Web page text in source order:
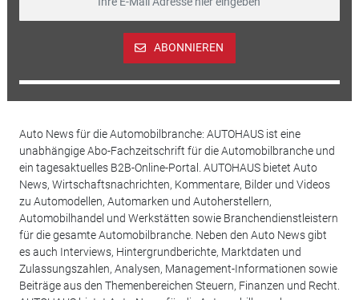
ABONNIEREN
Auto News für die Automobilbranche: AUTOHAUS ist eine
unabhängige Abo-Fachzeitschrift für die Automobilbranche und
ein tagesaktuelles B2B-Online-Portal. AUTOHAUS bietet Auto
News, Wirtschaftsnachrichten, Kommentare, Bilder und Videos
zu Automodellen, Automarken und Autoherstellern,
Automobilhandel und Werkstätten sowie Branchendienstleistern
für die gesamte Automobilbranche. Neben den Auto News gibt
es auch Interviews, Hintergrundberichte, Marktdaten und
Zulassungszahlen, Analysen, Management-Informationen sowie
Beiträge aus den Themenbereichen Steuern, Finanzen und Recht.